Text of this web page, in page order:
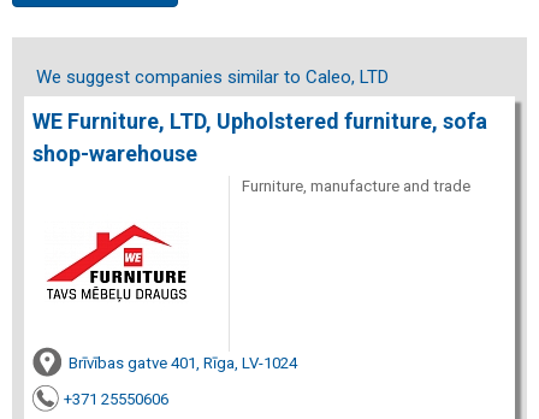
We suggest companies similar to Caleo, LTD
WE Furniture, LTD, Upholstered furniture, sofa
shop-warehouse
Furniture, manufacture and trade
Brīvības gatve 401, Rīga, LV-1024
+371 25550606